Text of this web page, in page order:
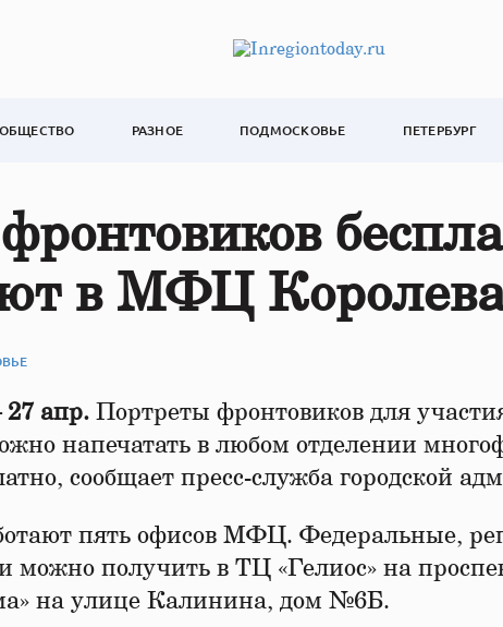
ОБЩЕСТВО РАЗНОЕ ПОДМОСКОВЬЕ ПЕТЕРБУРГ
в МФЦ
апр. Портреты фронтовиков для
напечатать в любом отделении
сообщает пресс-служба городской
пять офисов МФЦ. Федеральные,
можно получить в ТЦ «Гелиос» на
на улице Калинина, дом №6Б.